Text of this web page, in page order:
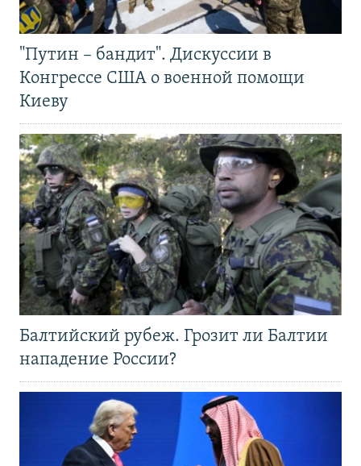
"Путин – бандит". Дискуссии в
Конгрессе США о военной помощи
Киеву
Балтийский рубеж. Грозит ли Балтии
нападение России?